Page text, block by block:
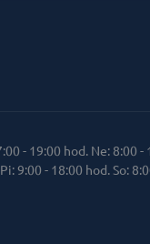
- 19:00 hod. Ne: 8:00 -
9:00 - 18:00 hod. So: